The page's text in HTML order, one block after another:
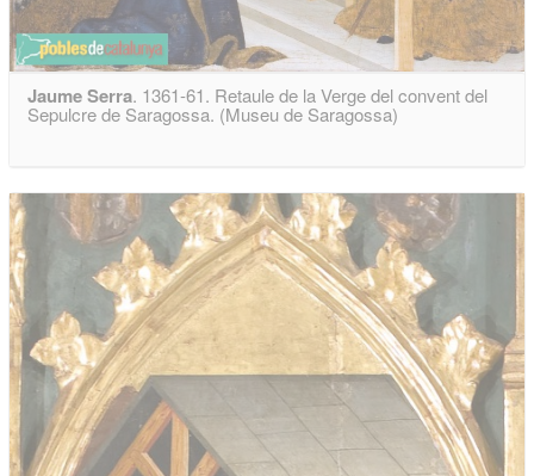
Jaume Serra. 1361-61. Retaule de la Verge del convent del
Sepulcre de Saragossa. (Museu de Saragossa)